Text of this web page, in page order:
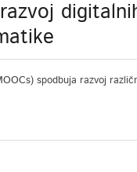
spodbuja razvoj